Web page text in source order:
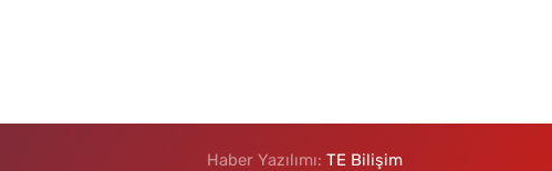
Haber Yazılımı:TE Bilişim